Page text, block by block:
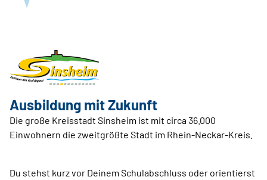
Ausbildung mit Zukunft
Die große Kreisstadt Sinsheim ist mit circa 36.000
Einwohnern die zweitgrößte Stadt im Rhein-­Neckar-Kreis.
Du stehst kurz vor Deinem Schulabschluss oder orientierst